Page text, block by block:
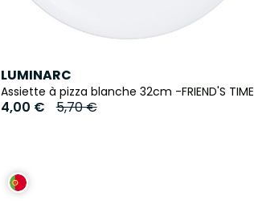
LUMINARC
Assiette à pizza blanche 32cm -FRIEND'S TIME
4,00 € 5,70 €